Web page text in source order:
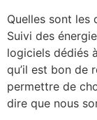
Quelles sont les
Suivi des
logiciels dédiés
qu’il est bon de
permettre de
dire que nous